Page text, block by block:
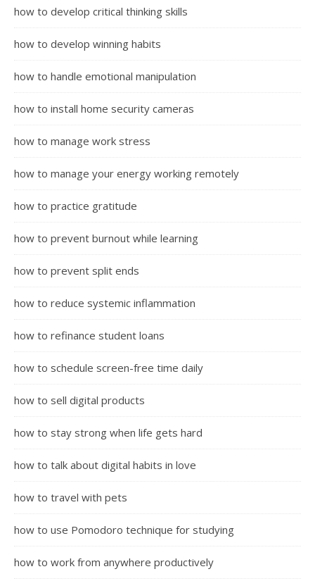
how to develop critical thinking skills
how to develop winning habits
how to handle emotional manipulation
how to install home security cameras
how to manage work stress
how to manage your energy working remotely
how to practice gratitude
how to prevent burnout while learning
how to prevent split ends
how to reduce systemic inflammation
how to refinance student loans
how to schedule screen-free time daily
how to sell digital products
how to stay strong when life gets hard
how to talk about digital habits in love
how to travel with pets
how to use Pomodoro technique for studying
how to work from anywhere productively